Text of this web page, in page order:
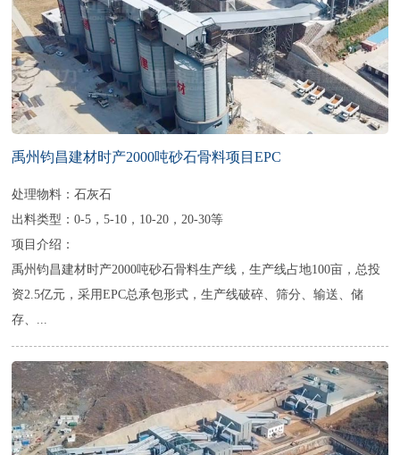
禹州钧昌建材时产2000吨砂石骨料项目EPC
处理物料：石灰石
出料类型：0-5，5-10，10-20，20-30等
项目介绍：
禹州钧昌建材时产2000吨砂石骨料生产线，生产线占地100亩，总投
资2.5亿元，采用EPC总承包形式，生产线破碎、筛分、输送、储
存、...